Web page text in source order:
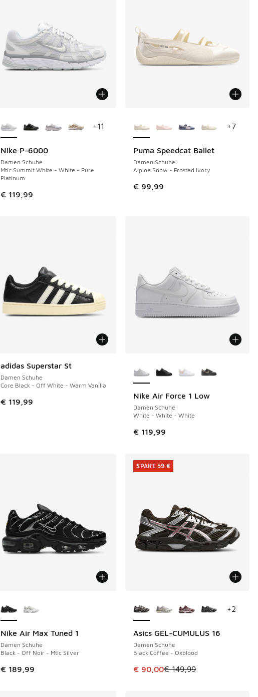
Nike P-6000
Damen Schuhe
Mtlc Summit White - White - Pure
Platinum
€ 119,99
+11
Puma Speedcat Ballet
Damen Schuhe
Alpine Snow - Frosted Ivory
€ 99,99
+7
adidas Superstar St
Damen Schuhe
Core Black - Off White - Warm Vanilla
€ 119,99
Nike Air Force 1 Low
Damen Schuhe
White - White - White
€ 119,99
Nike Air Max Tuned 1
Damen Schuhe
Black - Off Noir - Mtlc Silver
€ 189,99
Asics GEL-CUMULUS 16
Damen Schuhe
Black Coffee - Oxblood
Dieser Artikel ist im Sale. Der
€ 90,00€ 149,99
SPARE 59 €
+2
SPARE 59 €